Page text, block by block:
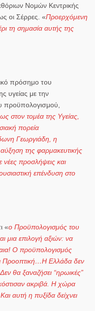
Νομών Κεντρικής
οι Σέρρες . «Προερχόμενη
τη σημασία αυτής της
πρόσημο του
υγείας με την
προϋπολογισμού,
στον τομέα της Υγείας,
πορεία
Γεωργιάδη, η
της φαρμακευτικής
προσλήψεις και
επένδυση στο
«ο Προϋπολογισμός του
μια επιλογή αξιών: να
Ο προϋπολογισμός
Προοπτική…Η Ελλάδα δεν
θα ξαναζήσει “ηρωικές”
ακριβά. Η χώρα
αυτή η πυξίδα δείχνει